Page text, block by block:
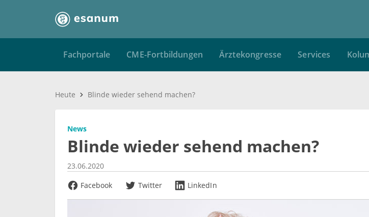
Fachportale CME-Fortbildungen Ärztekongresse Services
Heute Blinde wieder sehend machen?
News
Blinde wieder sehend machen?
23.06.2020
Facebook
Twitter LinkedIn